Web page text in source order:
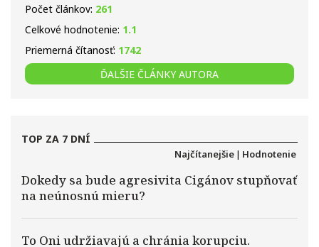
Počet článkov: 261
Celkové hodnotenie: 1.1
Priemerná čítanosť: 1742
ĎALŠIE ČLÁNKY AUTORA
TOP ZA 7 DNÍ
Najčítanejšie | Hodnotenie
Dokedy sa bude agresivita Cigánov stupňovať
na neúnosnú mieru?
To Oni udržiavajú a chránia korupciu.